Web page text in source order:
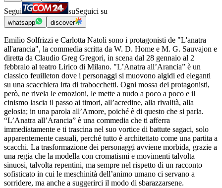
Segui suSeguici su
whatsapp discover
Emilio Solfrizzi e Carlotta Natoli sono i protagonisti de "L'anatra
all'arancia", la commedia scritta da W. D. Home e M. G. Sauvajon e
diretta da Claudio Greg Gregori, in scena dal 28 gennaio al 2
febbraio al teatro Lirico di Milano. "L’Anatra all’Arancia” è un
classico feuilleton dove i personaggi si muovono algidi ed eleganti
su una scacchiera irta di trabocchetti. Ogni mossa dei protagonisti,
però, ne rivela le emozioni, le mette a nudo a poco a poco e il
cinismo lascia il passo ai timori, all’acredine, alla rivalità, alla
gelosia; in una parola all’Amore, poiché è di questo che si parla.
“L’Anatra all’Arancia” è una commedia che ti afferra
immediatamente e ti trascina nel suo vortice di battute sagaci, solo
apparentemente casuali, perché tutto è architettato come una partita a
scacchi. La trasformazione dei personaggi avviene morbida, grazie a
una regia che la modella con cromatismi e movimenti talvolta
sinuosi, talvolta repentini, ma sempre nel rispetto di un racconto
sofisticato in cui le meschinità dell’animo umano ci servano a
sorridere, ma anche a suggerirci il modo di sbarazzarsene.